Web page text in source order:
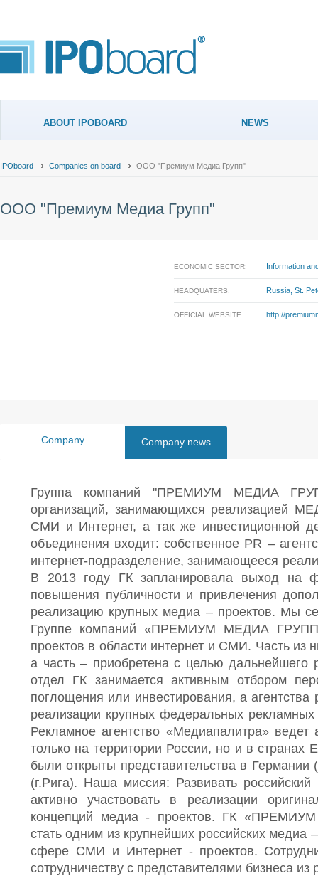
ABOUT IPOBOARD NEWS
IPOboard Companies on board ООО "Премиум Медиа Групп"
ООО "Премиум Медиа Групп"
ECONOMIC SECTOR: Information
HEADQUATERS: Russia, St.
OFFICIAL WEBSITE: http://
Company
Company news
Группа компаний "ПРЕМИУМ МЕДИА
организаций, занимающихся реализацией
СМИ и Интернет, а так же инвестиционной
объединения входит: собственное PR –
интернет-подразделение, занимающееся
В 2013 году ГК запланировала выход на
повышения публичности и привлечения
реализацию крупных медиа – проектов. Мы
Группе компаний «ПРЕМИУМ МЕДИА
проектов в области интернет и СМИ. Часть из
а часть – приобретена с целью дальнейшего
отдел ГК занимается активным отбором
поглощения или инвестирования, а
реализации крупных федеральных рекламных
Рекламное агентство «Медиапалитра» ведет
только на территории России, но и в странах
были открыты представительства в
(г.Рига). Наша миссия: Развивать
активно участвовать в реализации
концепций медиа - проектов. ГК
стать одним из крупнейших российских медиа
сфере СМИ и Интернет - проектов.
сотрудничеству с представителями бизнеса